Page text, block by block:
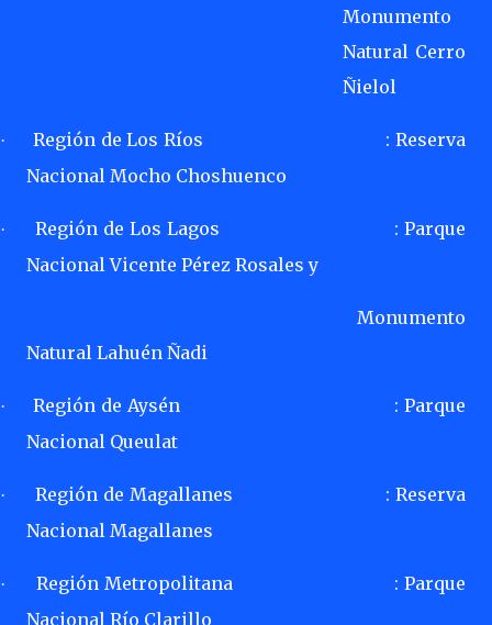
Monumento
Natural Cerro
Ñielol
· Región de Los Ríos
: Reserva
Nacional Mocho Choshuenco
· Región de Los Lagos
: Parque
Nacional Vicente Pérez Rosales y
Monumento
Natural Lahuén Ñadi
· Región de Aysén
: Parque
Nacional Queulat
· Región de Magallanes
: Reserva
Nacional Magallanes
· Región Metropolitana
: Parque
Nacional Río Clarillo